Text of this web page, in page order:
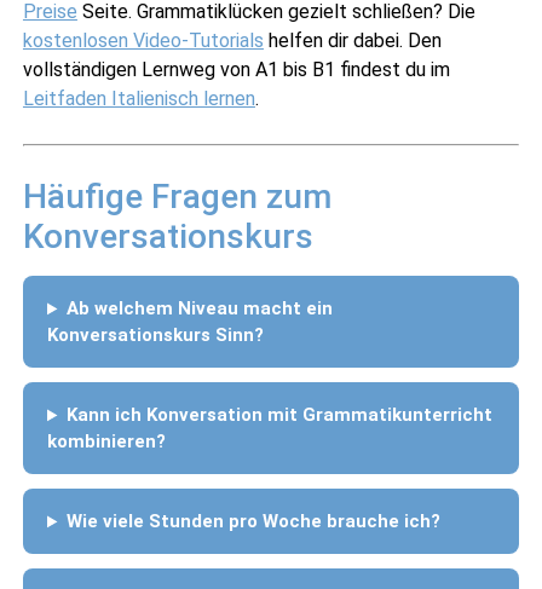
Preise Seite. Grammatiklücken gezielt schließen? Die
kostenlosen Video-Tutorials helfen dir dabei. Den
vollständigen Lernweg von A1 bis B1 findest du im
Leitfaden Italienisch lernen.
Häufige Fragen zum
Konversationskurs
Ab welchem Niveau macht ein
Konversationskurs Sinn?
Kann ich Konversation mit Grammatikunterricht
kombinieren?
Wie viele Stunden pro Woche brauche ich?